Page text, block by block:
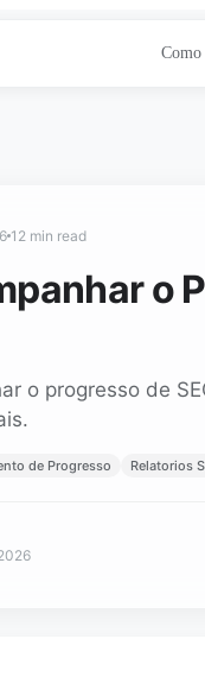
12 min read
o
o progresso de
de Progresso Relatorios